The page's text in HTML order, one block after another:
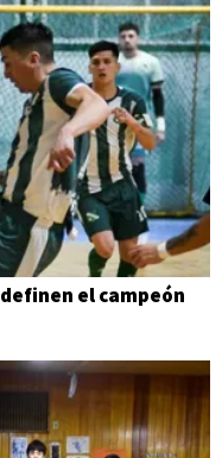
definen el campeón